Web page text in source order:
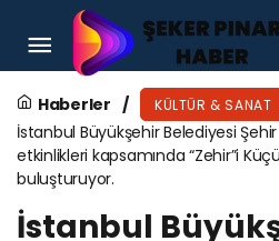
Haberler KÜLTÜR & SANAT
İstanbul Büyükşehir Belediyesi Şehir
etkinlikleri kapsamında “Zehir”i
buluşturuyor.
İstanbul
Kasım Ayının Finali